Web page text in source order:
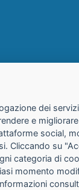
dei
e migliorare
social,
Cliccando su
categoria di
momento